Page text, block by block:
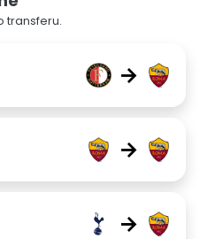
transferu.
→
→
→